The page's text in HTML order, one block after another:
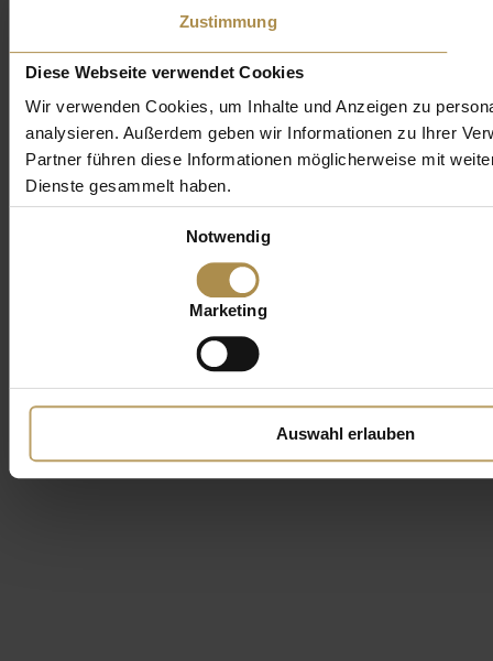
Zustimmung
Diese Webseite verwendet Cookies
Wir verwenden Cookies, um Inhalte und Anzeigen zu
analysieren. Außerdem geben wir Informationen zu Ihrer
Partner führen diese Informationen möglicherweise mit
Dienste gesammelt haben.
Notwendig
Marketing
Auswahl erlauben